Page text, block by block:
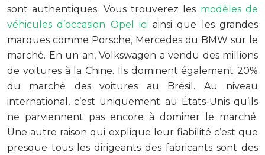
sont authentiques. Vous trouverez les modèles de
véhicules d’occasion Opel ici ainsi que les grandes
marques comme Porsche, Mercedes ou BMW sur le
marché. En un an, Volkswagen a vendu des millions
de voitures à la Chine. Ils dominent également 20%
du marché des voitures au Brésil. Au niveau
international, c’est uniquement au États-Unis qu’ils
ne parviennent pas encore à dominer le marché.
Une autre raison qui explique leur fiabilité c’est que
presque tous les dirigeants des fabricants sont des